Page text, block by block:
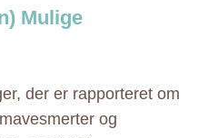
Mulige
der er rapporteret om
og